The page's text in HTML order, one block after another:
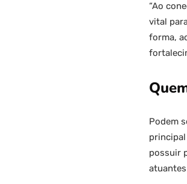
“Ao
vital
forma,
Podem
possuir